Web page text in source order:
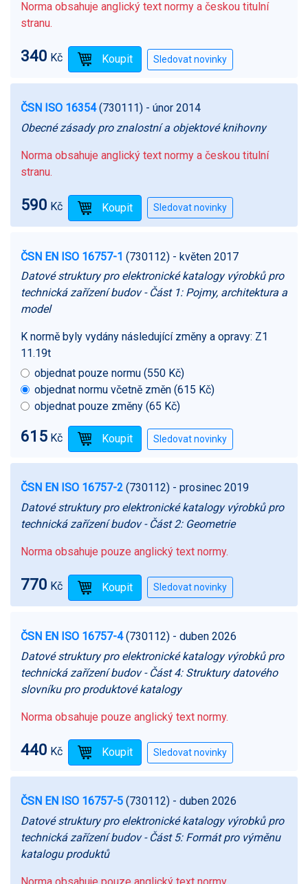
Norma obsahuje anglický text normy a českou titulní
stranu.
340 Kč
ČSN ISO 16354(730111) - únor 2014
Obecné zásady pro znalostní a objektové knihovny
Norma obsahuje anglický text normy a českou titulní
stranu.
590 Kč
ČSN EN ISO 16757-1 (730112) - květen 2017
Datové struktury pro elektronické katalogy výrobků pro
technická zařízení budov - Část 1: Pojmy, architektura a
model
K normě byly vydány následující změny a opravy: Z1
11.19t
objednat pouze normu (550 Kč)
objednat normu včetně změn (615 Kč)
objednat pouze změny (65 Kč)
615 Kč
ČSN EN ISO 16757-2 (730112) - prosinec 2019
Datové struktury pro elektronické katalogy výrobků pro
technická zařízení budov - Část 2: Geometrie
Norma obsahuje pouze anglický text normy.
770 Kč
ČSN EN ISO 16757-4(730112) - duben 2026
Datové struktury pro elektronické katalogy výrobků pro
technická zařízení budov - Část 4: Struktury datového
slovníku pro produktové katalogy
Norma obsahuje pouze anglický text normy.
440 Kč
ČSN EN ISO 16757-5 (730112) - duben 2026
Datové struktury pro elektronické katalogy výrobků pro
technická zařízení budov - Část 5: Formát pro výměnu
katalogu produktů